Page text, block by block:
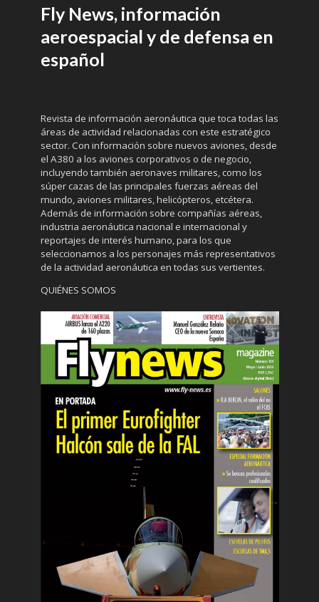
Fly News, información
aeroespacial y de defensa en
español
Revista de información aeronáutica que toca todas las
áreas de actividad relacionadas con este estratégico
sector. Con información sobre nuevos aviones, desde
el A380 a los aviones corporativos o de negocio,
incluyendo también aeronaves militares, como los
súper cazas de las principales fuerzas aéreas del
mundo, aviones militares, helicópteros, etcétera.
Además de información sobre compañías aéreas,
industria aeronáutica nacional e internacional y
reportajes de interés humano, para los que
seleccionamos a los personajes más representativos
de la actividad aeronáutica en todas sus vertientes.
QUIÉNES SOMOS